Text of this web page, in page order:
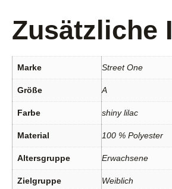
Zusätzliche
Marke Street One
Größe A
Farbe shiny lilac
Material 100 % Polyester
Altersgruppe Erwachsene
Zielgruppe Weiblich